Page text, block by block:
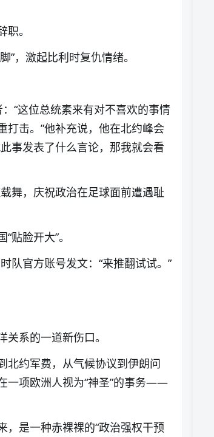
。
”，激起比利时复仇情绪。
“这位总统素来有对不喜欢的事情
击。”他补充说，他在北约峰会
事发表了什么言论，那我就会看
舞，庆祝政治在足球面前遭遇耻
脸开大”。
队官方账号发文：“来推翻试试。”
系的一道新伤口。
北约军费，从气候协议到伊朗问
一项欧洲人视为“神圣”的事务——
，是一种赤裸裸的“政治强权干预